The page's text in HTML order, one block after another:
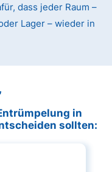
dass jeder Raum –
Lager – wieder in
in
sollten: